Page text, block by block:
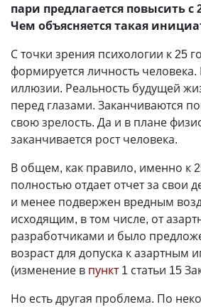
пари предлагается повысить с
Чем объясняется такая
С точки зрения психологии к 25
формируется личность
иллюзии. Реальность будущей
перед глазами. Заканчиваются
свою зрелость. Да и в плане
заканчивается рост человека.
В общем, как правило, именно к
полностью отдает отчет за свои
и менее подвержен вредным
исходящим, в том числе, от
разработчиками и было
возраст для допуска к азартным
(изменение в пункт1 статьи 15
Но есть другая проблема. По